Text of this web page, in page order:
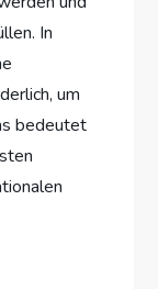
In
um
bedeutet